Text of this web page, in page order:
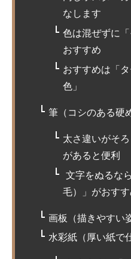
なします
色は混ぜずに
おすすめ
おすすめは「
色」
筆（コシのある硬
太さ違いがそ
があると便利
文字をぬるな
毛）」がおす
画板（描きやすい
水彩紙（厚い紙で